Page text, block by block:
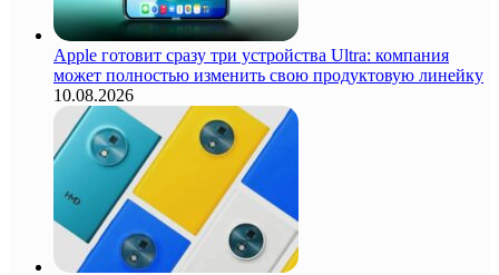
Apple готовит сразу три устройства Ultra: компания
может полностью изменить свою продуктовую линейку
10.08.2026